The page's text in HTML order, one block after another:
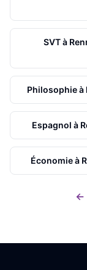
SVTà
Philosophieà
Espagnol à
Économieà
←